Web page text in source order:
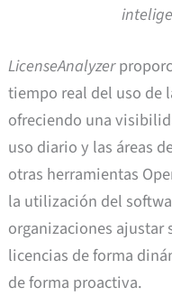
LicenseAnalyzer
tiempo real del uso de
ofreciendo una
uso diario y las áreas
otras herramientas
la utilización del
organizaciones ajustar
licencias de forma
de forma proactiva.